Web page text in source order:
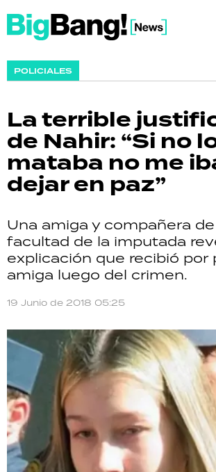
POLICIALES
La terrible
de Nahir: “Si no
mataba no me
dejar en paz”
Una amiga y compañera
facultad de la imputada
explicación que recibió por
amiga luego del crimen.
19 Junio de 2018 05:25
SHOW
ACTUALIDAD
POLICIALES
ECONOMÍA
GRAN HERMANO
SALUD
DEPORTES
TECNOLOGÍA
RECETAS
PALABRAS
HORÓSCOPO